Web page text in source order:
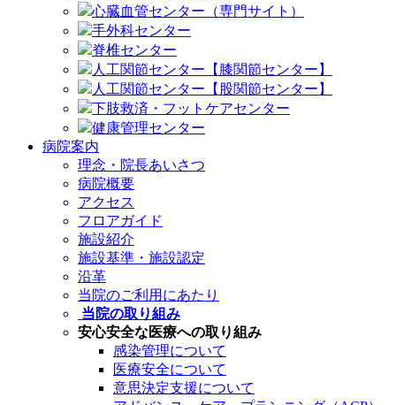
心臓血管センター（専門サイト）
手外科センター
脊椎センター
人工関節センター【膝関節センター】
人工関節センター【股関節センター】
下肢救済・フットケアセンター
健康管理センター
病院案内
理念・院長あいさつ
病院概要
アクセス
フロアガイド
施設紹介
施設基準・施設認定
沿革
当院のご利用にあたり
当院の取り組み
安心安全な医療への取り組み
感染管理について
医療安全について
意思決定支援について